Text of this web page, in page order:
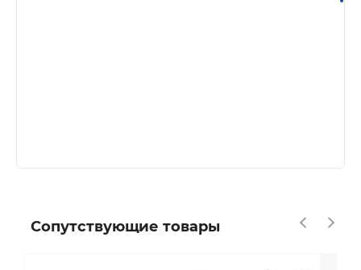
Сопутствующие товары